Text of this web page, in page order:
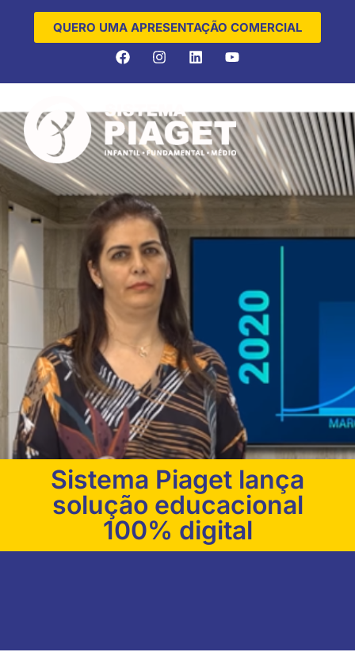
QUERO UMA APRESENTAÇÃO COMERCIAL
Sistema Piaget lança
solução educacional
100% digital